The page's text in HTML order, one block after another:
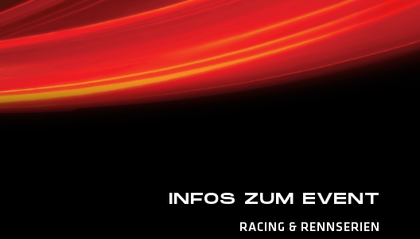
INFOS ZUM EVENT
RACING & RENNSERIEN